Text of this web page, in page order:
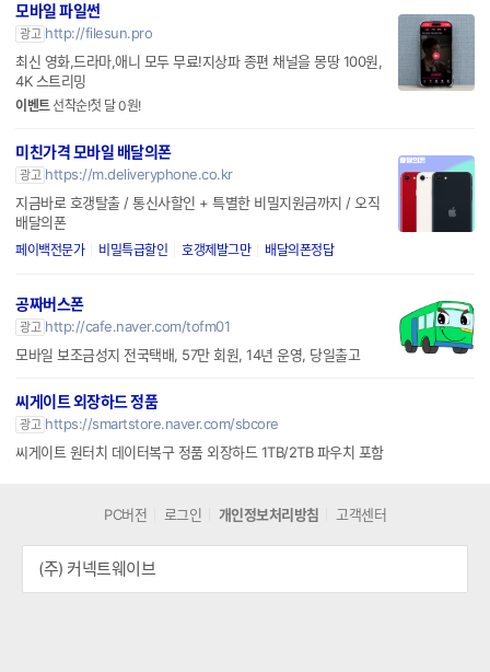
모바일 파일썬
광고 http://filesun.pro
최신 영화,드라마,애니 모두 무료!지상파 종편 채널을 몽땅 100원,
4K 스트리밍
이벤트선착순!첫 달 0원!
미친가격 모바일 배달의폰
광고 https://m.deliveryphone.co.kr
지금바로 호갱탈출 / 통신사할인 + 특별한 비밀지원금까지 / 오직
배달의폰
페이백전문가 비밀특급할인 호갱제발그만 배달의폰정답
공짜버스폰
광고 http://cafe.naver.com/tofm01
모바일 보조금성지 전국택배, 57만 회원, 14년 운영, 당일출고
씨게이트 외장하드 정품
광고 https://smartstore.naver.com/sbcore
씨게이트 원터치 데이터복구 정품 외장하드 1TB/2TB 파우치 포함
PC버전 로그인 개인정보처리방침 고객센터
(주) 커넥트웨이브